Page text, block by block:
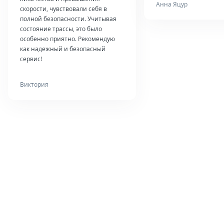
скорости, чувствовали себя в
полной безопасности. Учитывая
состояние трассы, это было
особенно приятно. Рекомендую
как надежный и безопасный
сервис!
Виктория
Анна Яцур